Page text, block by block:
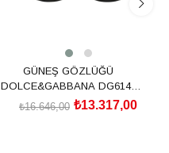
GÜNEŞ GÖZLÜĞÜ
DOLCE&GABBANA DG6144
501/8G54₺13.317,00
₺16.646,00